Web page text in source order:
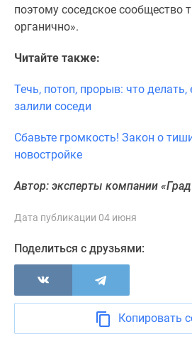
акции
Макс
поэтому соседское сообщество
органично».
Читайте также:
Течь, потоп, прорыв: что
залили соседи
Сбавьте громкость! Закон о
новостройке
Автор: эксперты компании
Дата публикации 04 июня
Поделиться с друзьями:
Копировать